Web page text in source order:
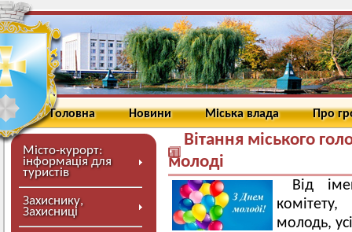
Головна Новини Міська влада Про
Місто-курорт:
інформація для
туристів
Захиснику,
Захисниці
Вітання міського
молоді
Від
молодь,